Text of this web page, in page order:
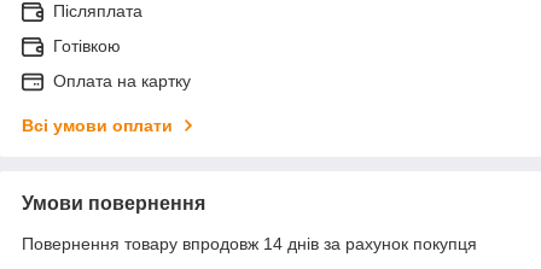
Післяплата
Готівкою
Оплата на картку
Всі умови оплати
Умови повернення
Повернення товару впродовж 14 днів за рахунок покупця